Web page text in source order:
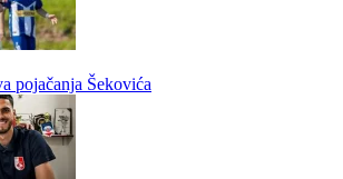
Foči: Dvije decenije druženja i prijateljstva